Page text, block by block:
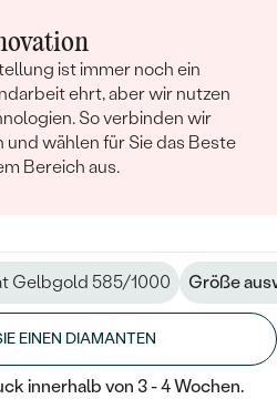
ist immer noch ein
ehrt, aber wir nutzen
So verbinden wir
und wählen für Sie das Beste
Bereich aus.
Gelbgold 585/1000 Größe
EINEN DIAMANTEN
innerhalb von 3 - 4 Wochen.